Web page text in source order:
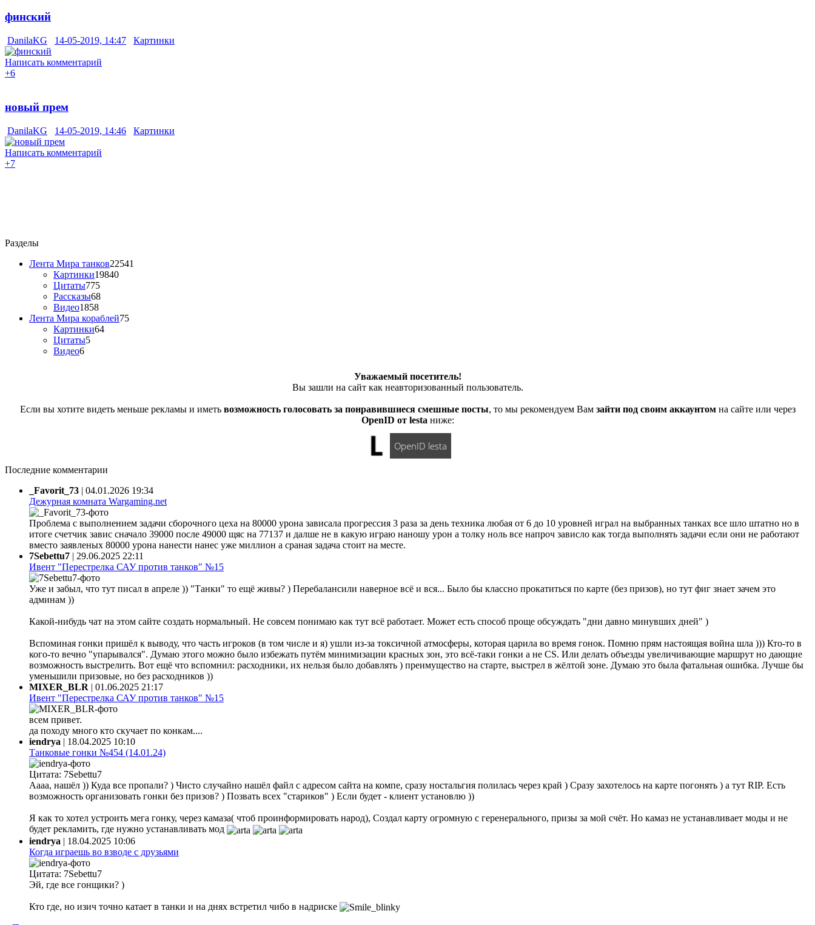
финский
DanilaKG 14-05-2019, 14:47 Картинки
Написать комментарий
+6
новый прем
DanilaKG 14-05-2019, 14:46 Картинки
Написать комментарий
+7
Разделы
Лента Мира танков22541
Картинки19840
Цитаты775
Рассказы68
Видео1858
Лента Мира кораблей75
Картинки64
Цитаты5
Видео6
Уважаемый посетитель!
Вы зашли на сайт как неавторизованный пользователь.
Если вы хотите видеть меньше рекламы и иметь возможность голосовать за понравившиеся смешные посты, то мы рекомендуем Вам зайти под своим аккаунтомна сайте или через
OpenID от lesta ниже:
OpenID lesta
Последние комментарии
_Favorit_73 | 04.01.2026 19:34
Дежурная комната Wargaming.net
Проблема с выполнением задачи сборочного цеха на 80000 урона зависала прогрессия 3 раза за день техника любая от 6 до 10 уровней играл на выбранных танках все шло штатно но в
итоге счетчик завис сначало 39000 после 49000 щяс на 77137 и далше не в какую играю наношу урон а толку ноль все напроч зависло как тогда выполнять задачи если они не работают
вместо заявленых 80000 урона нанести нанес уже миллион а сраная задача стоит на месте.
7Sebettu7 | 29.06.2025 22:11
Ивент "Перестрелка САУ против танков" №15
Уже и забыл, что тут писал в апреле )) "Танки" то ещё живы? ) Перебалансили наверное всё и вся... Было бы классно прокатиться по карте (без призов), но тут фиг знает зачем это
админам ))
Какой-нибудь чат на этом сайте создать нормальный. Не совсем понимаю как тут всё работает. Может есть способ проще обсуждать "дни давно минувших дней" )
Вспоминая гонки пришёл к выводу, что часть игроков (в том числе и я) ушли из-за токсичной атмосферы, которая царила во время гонок. Помню прям настоящая война шла ))) Кто-то в
кого-то вечно "упарывался". Думаю этого можно было избежать путём минимизации красных зон, это всё-таки гонки а не CS. Или делать объезды увеличивающие маршрут но дающие
возможность выстрелить. Вот ещё что вспомнил: расходники, их нельзя было добавлять ) преимущество на старте, выстрел в жёлтой зоне. Думаю это была фатальная ошибка. Лучше бы
уменьшили призовые, но без расходников ))
MIXER_BLR | 01.06.2025 21:17
Ивент "Перестрелка САУ против танков" №15
всем привет.
да походу много кто скучает по конкам....
iendrya | 18.04.2025 10:10
Танковые гонки №454 (14.01.24)
Цитата: 7Sebettu7
Аааа, нашёл )) Куда все пропали? ) Чисто случайно нашёл файл с адресом сайта на компе, сразу ностальгия полилась через край ) Сразу захотелось на карте погонять ) а тут RIP. Есть
возможность организовать гонки без призов? ) Позвать всех "стариков" ) Если будет - клиент установлю ))
Я как то хотел устроить мега гонку, через камаза( чтоб проинформировать народ), Создал карту огромную с геренерального, призы за мой счёт. Но камаз не устанавливает моды и не
будет рекламить, где нужно устанавливать мод
iendrya | 18.04.2025 10:06
Когда играешь во взводе с друзьями
Цитата: 7Sebettu7
Эй, где все гонщики? )
Кто где, но изич точно катает в танки и на днях встретил чибо в надриске